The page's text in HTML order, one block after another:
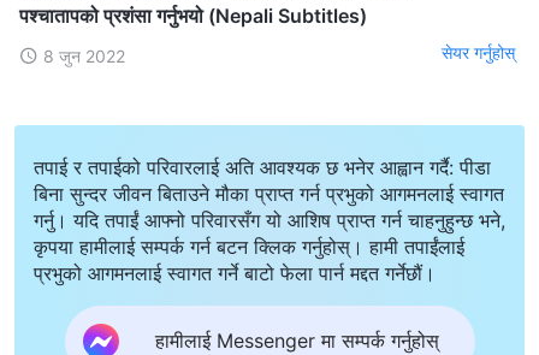
पश्चातापको प्रशंसा गर्नुभयो (Nepali Subtitles)
8 जुन 2022 सेयर गर्नुहोस्
तपाई र तपाईको परिवारलाई अति आवश्यक छ भनेर आह्वान गर्दै: पीडा
बिना सुन्दर जीवन बिताउने मौका प्राप्त गर्न प्रभुको आगमनलाई स्वागत
गर्नु। यदि तपाईं आफ्नो परिवारसँग यो आशिष प्राप्त गर्न चाहनुहुन्छ भने,
कृपया हामीलाई सम्पर्क गर्न बटन क्लिक गर्नुहोस्। हामी तपाईंलाई
प्रभुको आगमनलाई स्वागत गर्ने बाटो फेला पार्न मद्दत गर्नेछौं।
हामीलाई Messenger मा सम्पर्क गर्नुहोस्